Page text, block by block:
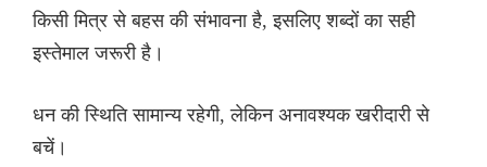
किसी मित्र से बहस की संभावना है, इसलिए शब्दों का सही
इस्तेमाल जरूरी है।
धन की स्थिति सामान्य रहेगी, लेकिन अनावश्यक खरीदारी से
बचें।